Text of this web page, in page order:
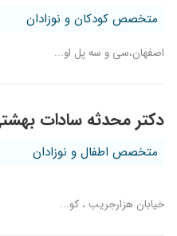
متخصص کودکان و نوزادان
اصفهان،سی و سه پل او...
دکتر محدثه سادات
متخصص اطفال و نوزادان
خیابان هزارجریب ، کو...